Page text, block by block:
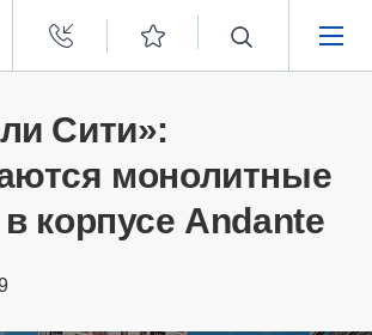
Сити»:
монолитные
корпусе Andante